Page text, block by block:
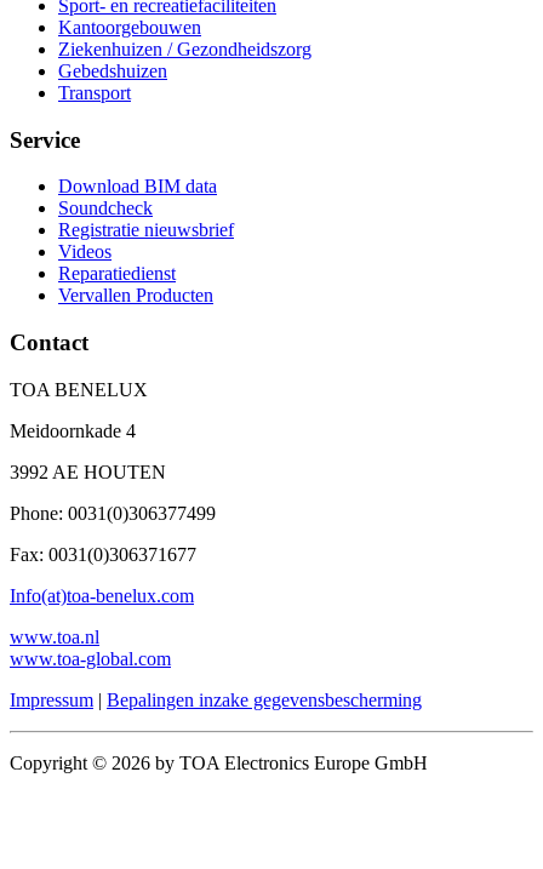
Sport- en recreatiefaciliteiten
Kantoorgebouwen
Ziekenhuizen / Gezondheidszorg
Gebedshuizen
Transport
Service
Download BIM data
Soundcheck
Registratie nieuwsbrief
Videos
Reparatiedienst
Vervallen Producten
Contact
TOA BENELUX
Meidoornkade 4
3992 AE HOUTEN
Phone: 0031(0)306377499
Fax: 0031(0)306371677
Info(at)toa-benelux.com
www.toa.nl
www.toa-global.com
Impressum | Bepalingen inzake gegevensbescherming
Copyright © 2026 by TOA Electronics Europe GmbH